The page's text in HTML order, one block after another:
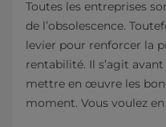
Toutes les entreprises
de l’obsolescence.
levier pour renforcer la
rentabilité. Il s’agit
mettre en œuvre les
moment. Vous voulez